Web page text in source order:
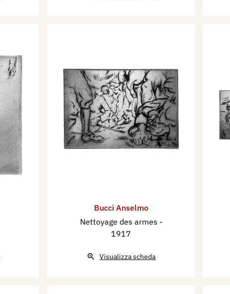
Bucci Anselmo
Nettoyage des armes -
1917
Visualizza scheda